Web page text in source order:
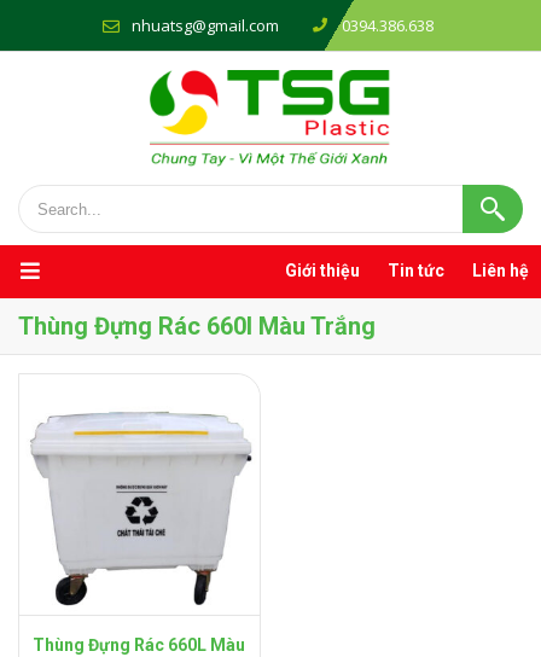
nhuatsg@gmail.com 0394.386.638
Giới thiệu Tin tức Liên hệ
Thùng Đựng Rác 660l Màu Trắng
Thùng Đựng Rác 660L Màu